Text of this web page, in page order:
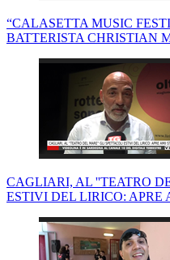
“CALASETTA MUSIC
BATTERISTA CHRISTIAN
CAGLIARI, AL ''TEATRO
ESTIVI DEL LIRICO: APRE